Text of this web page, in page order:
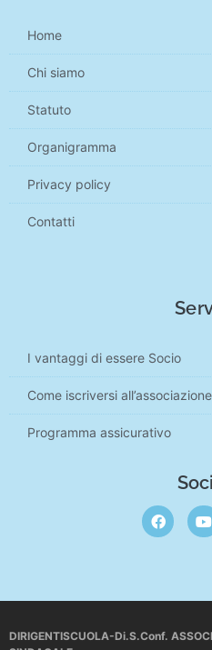
Home
Chi siamo
Statuto
Organigramma
Privacy policy
Contatti
I vantaggi di essere Socio
Come iscriversi all’associazione
Programma assicurativo
DIRIGENTISCUOLA-Di.S.Conf.